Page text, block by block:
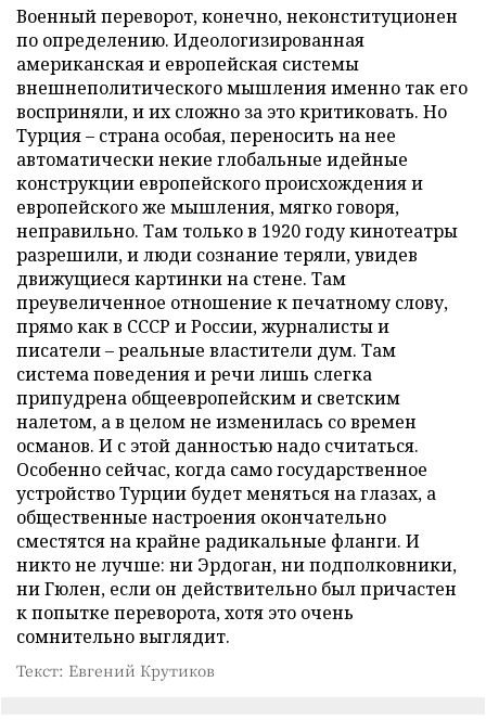
Военный переворот, конечно, неконституционен
по определению. Идеологизированная
американская и европейская системы
внешнеполитического мышления именно так его
восприняли, и их сложно за это критиковать. Но
Турция – страна особая, переносить на нее
автоматически некие глобальные идейные
конструкции европейского происхождения и
европейского же мышления, мягко говоря,
неправильно. Там только в 1920 году кинотеатры
разрешили, и люди сознание теряли, увидев
движущиеся картинки на стене. Там
преувеличенное отношение к печатному слову,
прямо как в СССР и России, журналисты и
писатели – реальные властители дум. Там
система поведения и речи лишь слегка
припудрена общеевропейским и светским
налетом, а в целом не изменилась со времен
османов. И с этой данностью надо считаться.
Особенно сейчас, когда само государственное
устройство Турции будет меняться на глазах, а
общественные настроения окончательно
сместятся на крайне радикальные фланги. И
никто не лучше: ни Эрдоган, ни подполковники,
ни Гюлен, если он действительно был причастен
к попытке переворота, хотя это очень
сомнительно выглядит.
Текст: Евгений Крутиков